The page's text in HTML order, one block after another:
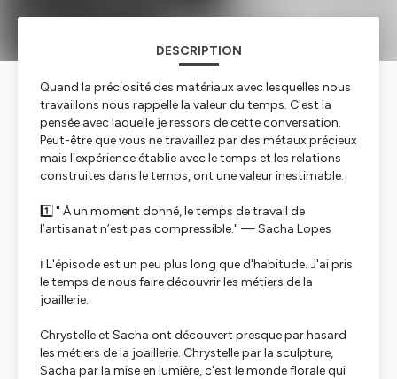
DESCRIPTION
Quand la préciosité des matériaux avec lesquelles nous
travaillons nous rappelle la valeur du temps. C'est la
pensée avec laquelle je ressors de cette conversation.
Peut-être que vous ne travaillez par des métaux précieux
mais l'expérience établie avec le temps et les relations
construites dans le temps, ont une valeur inestimable.
1️⃣ " À un moment donné, le temps de travail de
l’artisanat n’est pas compressible." — Sacha Lopes
ℹ️ L'épisode est un peu plus long que d'habitude. J'ai pris
le temps de nous faire découvrir les métiers de la
joaillerie.
Chrystelle et Sacha ont découvert presque par hasard
les métiers de la joaillerie. Chrystelle par la sculpture,
Sacha par la mise en lumière, c'est le monde florale qui